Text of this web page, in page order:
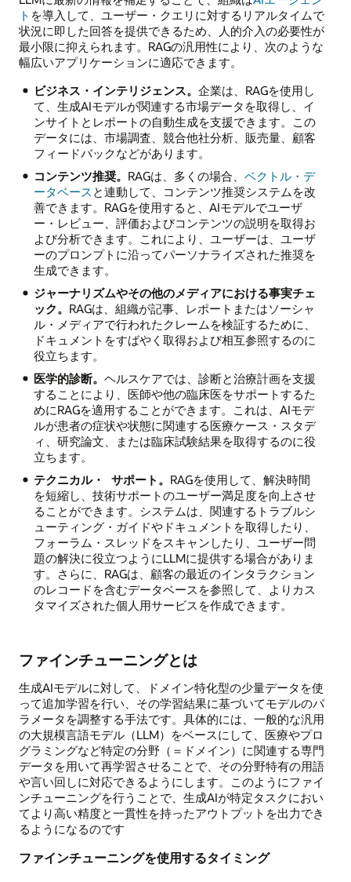
ト を導入して、ユーザー・クエリに対するリアルタイムで
状況に即した回答を提供できるため、人的介入の必要性が
最小限に抑えられます。RAGの汎用性により、次のような
幅広いアプリケーションに適応できます。
ビジネス・インテリジェンス。 企業は、RAGを使用し
て、生成AIモデルが関連する市場データを取得し、イ
ンサイトとレポートの自動生成を支援できます。この
データには、市場調査、競合他社分析、販売量、顧客
フィードバックなどがあります。
コンテンツ推奨。 RAGは、多くの場合、 ベクトル・デ
ータベース と連動して、コンテンツ推奨システムを改
善できます。RAGを使用すると、AIモデルでユーザ
ー・レビュー、評価およびコンテンツの説明を取得お
よび分析できます。これにより、ユーザーは、ユーザ
ーのプロンプトに沿ってパーソナライズされた推奨を
生成できます。
ジャーナリズムやその他のメディアにおける事実チェ
ック。 RAGは、組織が記事、レポートまたはソーシャ
ル・メディアで行われたクレームを検証するために、
ドキュメントをすばやく取得および相互参照するのに
役立ちます。
医学的診断。 ヘルスケアでは、診断と治療計画を支援
することにより、医師や他の臨床医をサポートするた
めにRAGを適用することができます。これは、AIモデ
ルが患者の症状や状態に関連する医療ケース・スタデ
ィ、研究論文、または臨床試験結果を取得するのに役
立ちます。
テクニカル・ サポート。 RAGを使用して、解決時間
を短縮し、技術サポートのユーザー満足度を向上させ
ることができます。システムは、関連するトラブルシ
ューティング・ガイドやドキュメントを取得したり、
フォーラム・スレッドをスキャンしたり、ユーザー問
題の解決に役立つようにLLMに提供する場合がありま
す。さらに、RAGは、顧客の最近のインタラクション
のレコードを含むデータベースを参照して、よりカス
タマイズされた個人用サービスを作成できます。
ファインチューニングとは
生成AIモデルに対して、ドメイン特化型の少量データを使
って追加学習を行い、その学習結果に基づいてモデルのパ
ラメータを調整する手法です。具体的には、一般的な汎用
の大規模言語モデル（LLM）をベースにして、医療やプロ
グラミングなど特定の分野（＝ドメイン）に関連する専門
データを用いて再学習させることで、その分野特有の用語
や言い回しに対応できるようにします。このようにファイ
ンチューニングを行うことで、生成AIが特定タスクにおい
てより高い精度と一貫性を持ったアウトプットを出力でき
るようになるのです
ファインチューニングを使用するタイミング